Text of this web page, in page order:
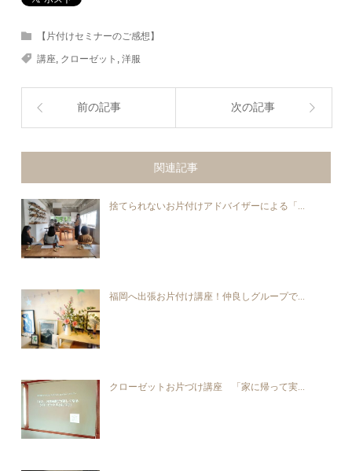
【片付けセミナーのご感想】
講座, クローゼット ,洋服
前の記事 次の記事
関連記事
捨てられないお片付けアドバイザーによる「...
福岡へ出張お片付け講座！仲良しグループで...
クローゼットお片づけ講座 「家に帰って実...